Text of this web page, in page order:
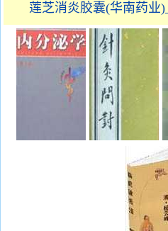
莲芝消炎胶囊(华南药业